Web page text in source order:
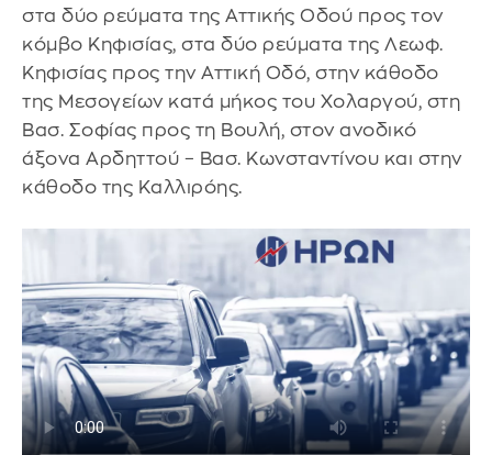
στα δύο ρεύματα της Αττικής Οδού προς τον
κόμβο Κηφισίας, στα δύο ρεύματα της Λεωφ.
Κηφισίας προς την Αττική Οδό, στην κάθοδο
της Μεσογείων κατά μήκος του Χολαργού, στη
Βασ. Σοφίας προς τη Βουλή, στον ανοδικό
άξονα Αρδηττού – Βασ. Κωνσταντίνου και στην
κάθοδο της Καλλιρόης.